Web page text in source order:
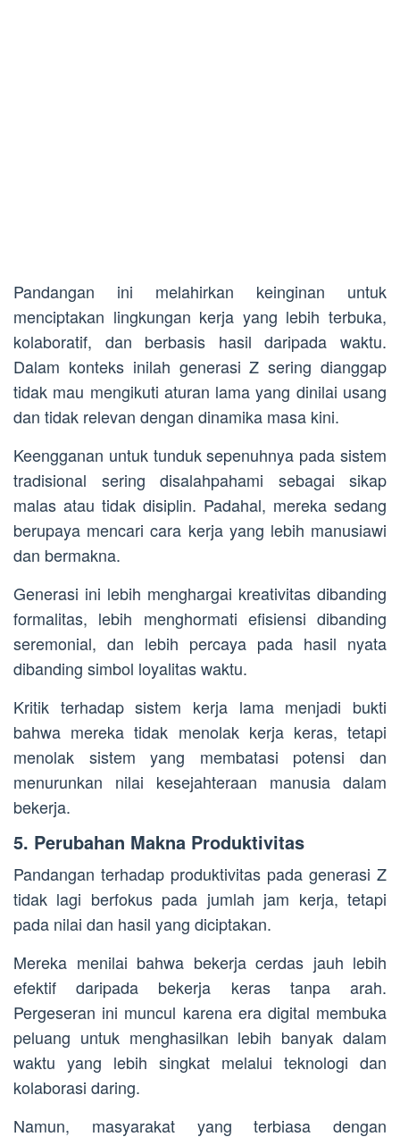
Pandangan ini melahirkan keinginan untuk
menciptakan lingkungan kerja yang lebih terbuka,
kolaboratif, dan berbasis hasil daripada waktu.
Dalam konteks inilah generasi Z sering dianggap
tidak mau mengikuti aturan lama yang dinilai usang
dan tidak relevan dengan dinamika masa kini.
Keengganan untuk tunduk sepenuhnya pada sistem
tradisional sering disalahpahami sebagai sikap
malas atau tidak disiplin. Padahal, mereka sedang
berupaya mencari cara kerja yang lebih manusiawi
dan bermakna.
Generasi ini lebih menghargai kreativitas dibanding
formalitas, lebih menghormati efisiensi dibanding
seremonial, dan lebih percaya pada hasil nyata
dibanding simbol loyalitas waktu.
Kritik terhadap sistem kerja lama menjadi bukti
bahwa mereka tidak menolak kerja keras, tetapi
menolak sistem yang membatasi potensi dan
menurunkan nilai kesejahteraan manusia dalam
bekerja.
5. Perubahan Makna Produktivitas
Pandangan terhadap produktivitas pada generasi Z
tidak lagi berfokus pada jumlah jam kerja, tetapi
pada nilai dan hasil yang diciptakan.
Mereka menilai bahwa bekerja cerdas jauh lebih
efektif daripada bekerja keras tanpa arah.
Pergeseran ini muncul karena era digital membuka
peluang untuk menghasilkan lebih banyak dalam
waktu yang lebih singkat melalui teknologi dan
kolaborasi daring.
Namun, masyarakat yang terbiasa dengan